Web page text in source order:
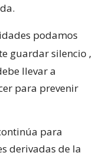
podamos
guardar silencio ,
llevar a
para prevenir
para
derivadas de la